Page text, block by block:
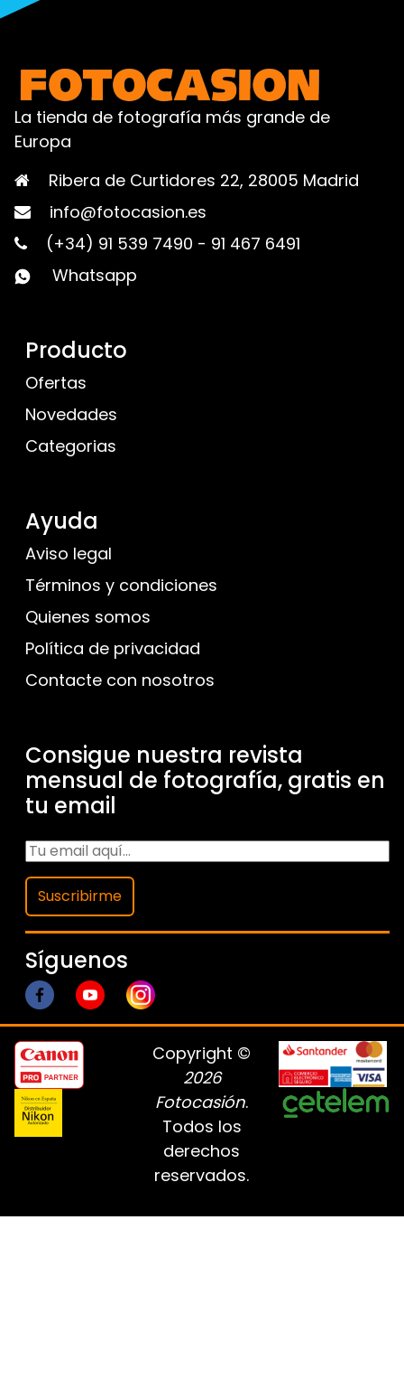
La tienda de fotografía más grande de
Europa
Ribera de Curtidores 22, 28005 Madrid
info@fotocasion.es
(+34) 91 539 7490 - 91 467 6491
Whatsapp
Producto
Ofertas
Novedades
Categorias
Ayuda
Aviso legal
Términos y condiciones
Quienes somos
Política de privacidad
Contacte con nosotros
Consigue nuestra revista
mensual de fotografía, gratis en
tu email
Suscribirme
Síguenos
Copyright ©
2026
Fotocasión.
Todos los
derechos
reservados.